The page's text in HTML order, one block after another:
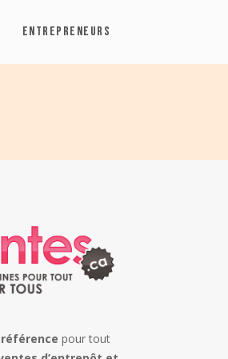
ENTREPRENEURS
pour tout